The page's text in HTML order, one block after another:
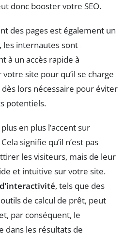
donc booster votre SEO.
des pages est également un
les internautes sont
à un accès rapide à
site pour qu’il se charge
lors nécessaire pour éviter
potentiels.
en plus l’accent sur
signifie qu’il n’est pas
les visiteurs, mais de leur
et intuitive sur votre site.
, tels que des
de calcul de prêt, peut
par conséquent, le
dans les résultats de